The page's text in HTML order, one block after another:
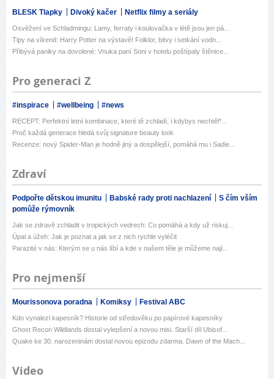
BLESK Tlapky Divoký kačer Netflix filmy a seriály
Osvěžení ve Schladmingu: Lamy, ferraty i koulovačka v létě jsou jen pá...
Tipy na víkend: Harry Potter na výstavě! Folklor, bitvy i setkání vodn...
Přibývá paniky na dovolené: Vnuka paní Soni v hotelu poštípaly štěnice...
Pro generaci Z
#inspirace #wellbeing #news
RECEPT: Perfektní letní kombinace, které tě zchladí, i kdybys nechtěl*...
Proč každá generace hledá svůj signature beauty look
Recenze: nový Spider-Man je hodně jiný a dospělejší, pomáhá mu i Sadie...
Zdraví
Podpořte dětskou imunitu Babské rady proti nachlazení
S čím vším
pomůže rýmovník
Jak se zdravě zchladit v tropických vedrech: Co pomáhá a kdy už riskuj...
Úpal a úžeh: Jak je poznat a jak se z nich rychle vyléčit
Parazité v nás: Kterým se u nás líbí a kde v našem těle je můžeme nají...
Pro nejmenší
Mourissonova poradna Komiksy Festival ABC
Kdo vynalezl kapesník? Historie od středověku po papírové kapesníky
Ghost Recon Wildlands dostal vylepšení a novou misi. Starší díl Ubisof...
Quake ke 30. narozeninám dostal novou epizodu zdarma. Dawn of the Mach...
Video